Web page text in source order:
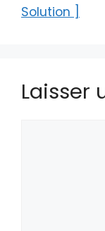
Solution ]
Laisser